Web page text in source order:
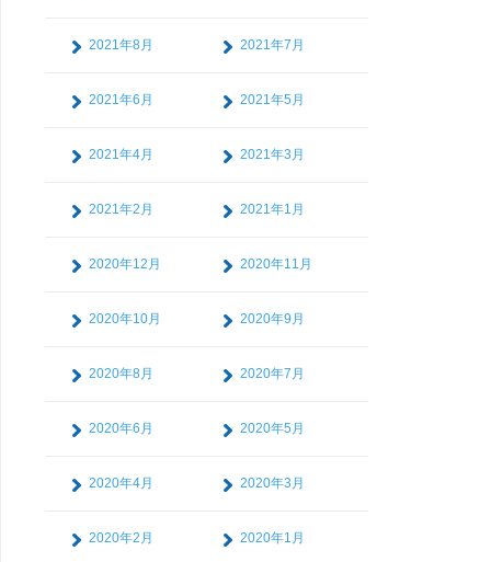
2021年8月 2021年7月
2021年6月 2021年5月
2021年4月 2021年3月
2021年2月 2021年1月
2020年12月 2020年11月
2020年10月 2020年9月
2020年8月 2020年7月
2020年6月 2020年5月
2020年4月 2020年3月
2020年2月 2020年1月